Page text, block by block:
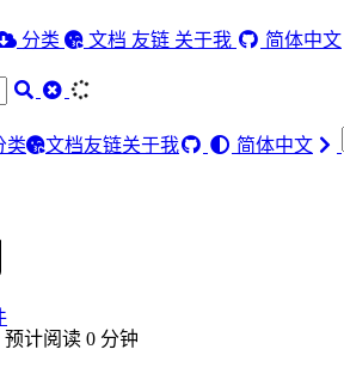
分类 文档 友链 关于我 简体中文
类 文档友链关于我 简体中文
预计阅读 0 分钟